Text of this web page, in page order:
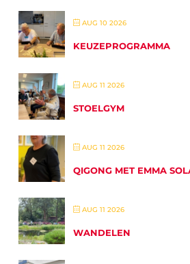
AUG 10 2026
KEUZEPROGRAMMA
AUG 11 2026
STOELGYM
AUG 11 2026
QIGONG MET EMMA
AUG 11 2026
WANDELEN